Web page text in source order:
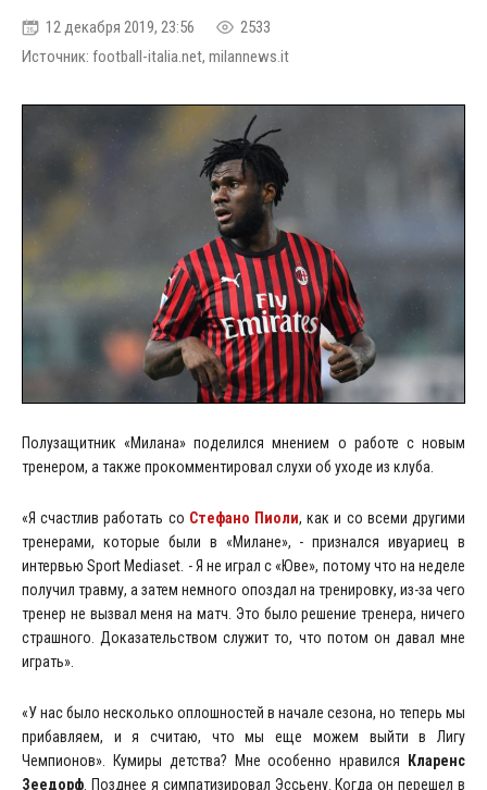
12 декабря 2019, 23:56
2533
Источник: football-italia.net, milannews.it
Полузащитник «Милана» поделился мнением о работе с новым
тренером, а также прокомментировал слухи об уходе из клуба.
«Я счастлив работать со Стефано Пиоли, как и со всеми другими
тренерами, которые были в «Милане», - признался ивуариец в
интервью Sport Mediaset. - Я не играл с «Юве», потому что на неделе
получил травму, а затем немного опоздал на тренировку, из-за чего
тренер не вызвал меня на матч. Это было решение тренера, ничего
страшного. Доказательством служит то, что потом он давал мне
играть».
«У нас было несколько оплошностей в начале сезона, но теперь мы
прибавляем, и я считаю, что мы еще можем выйти в Лигу
Чемпионов». Кумиры детства? Мне особенно нравился Кларенс
Зеедорф . Позднее я симпатизировал Эссьену. Когда он перешел в